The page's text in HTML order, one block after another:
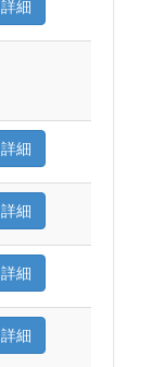
詳細
詳細
詳細
詳細
詳細